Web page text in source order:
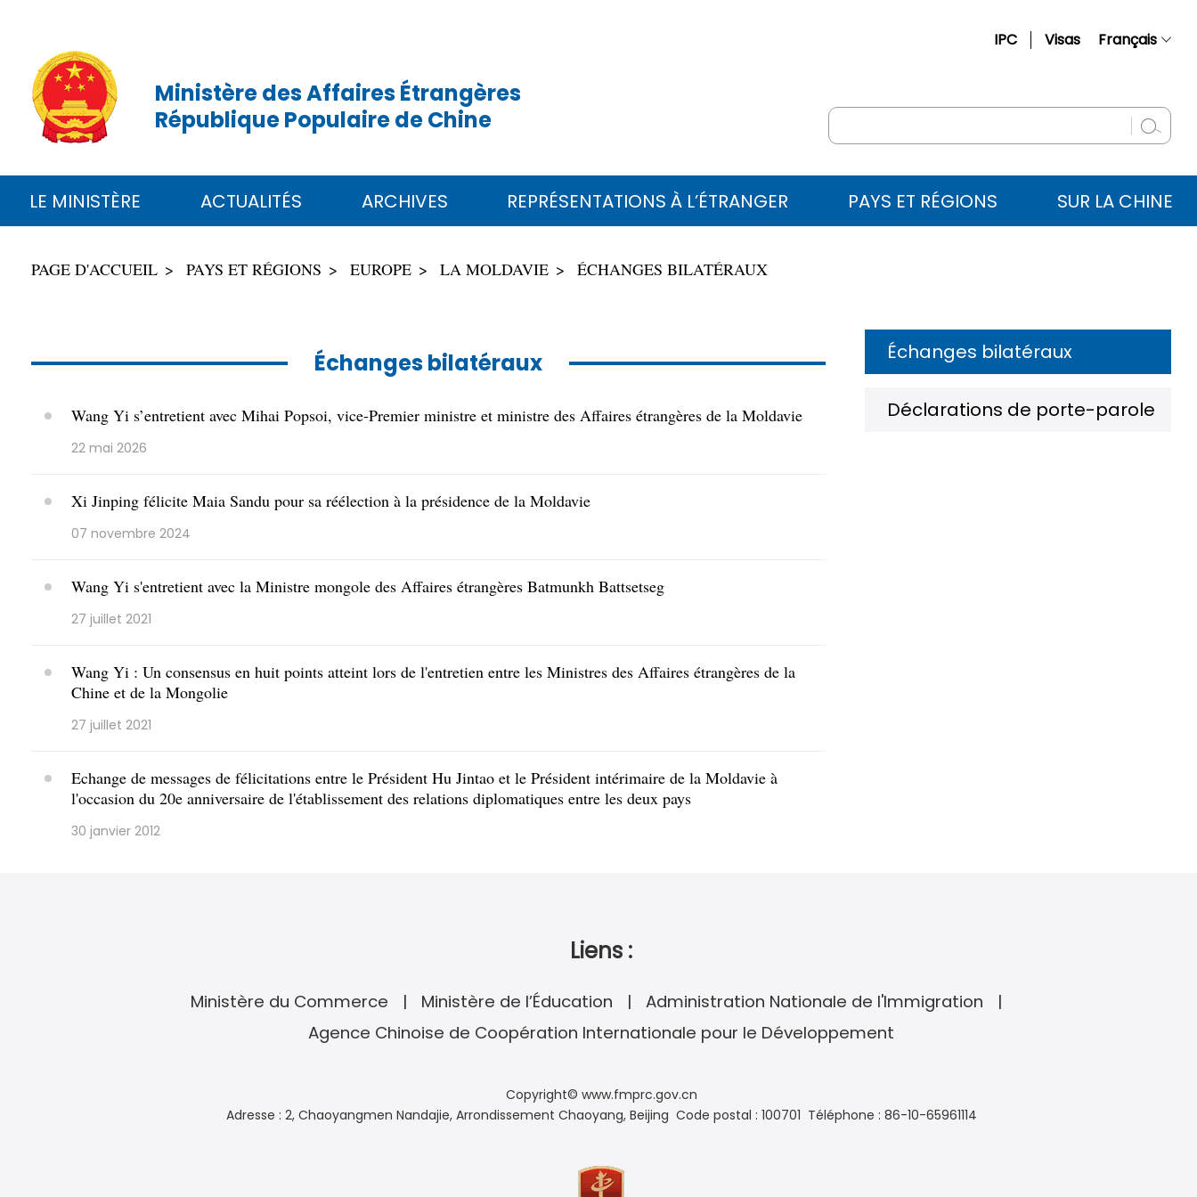
IPC Visas Français
English
Русский
Español
Ministère des Affaires Étrangères
République Populaire de Chine
LE MINISTÈRE ACTUALITÉS ARCHIVES REPRÉSENTATIONS À L’ÉTRANGER PAYS ET RÉGIONS SUR LA CHINE
PAGE D'ACCUEIL PAYS ET RÉGIONS EUROPE LA MOLDAVIE ÉCHANGES BILATÉRAUX
Échanges bilatéraux
Wang Yi s’entretient avec Mihai Popsoi, vice-Premier ministre et ministre des Affaires étrangères de la Moldavie
22 mai 2026
Xi Jinping félicite Maia Sandu pour sa réélection à la présidence de la Moldavie
07 novembre 2024
Wang Yi s'entretient avec la Ministre mongole des Affaires étrangères Batmunkh Battsetseg
27 juillet 2021
Wang Yi : Un consensus en huit points atteint lors de l'entretien entre les Ministres des Affaires étrangères de la
Chine et de la Mongolie
27 juillet 2021
Echange de messages de félicitations entre le Président Hu Jintao et le Président intérimaire de la Moldavie à
l'occasion du 20e anniversaire de l'établissement des relations diplomatiques entre les deux pays
30 janvier 2012
Échanges bilatéraux
Déclarations de porte-parole
Liens :
Ministère du Commerce Ministère de l’Éducation
Administration Nationale de l'Immigration
Agence Chinoise de Coopération Internationale pour le Développement
Copyright© www.fmprc.gov.cn
Adresse : 2, Chaoyangmen Nandajie, Arrondissement Chaoyang, Beijing Code postal : 100701 Téléphone : 86-10-65961114